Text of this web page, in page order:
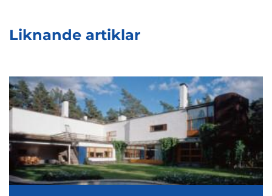
Liknande artiklar